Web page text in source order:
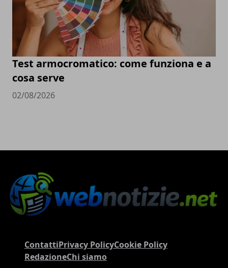
Test armocromatico: come funziona e a
cosa serve
02/08/2026
ContattiPrivacy PolicyCookie Policy
RedazioneChi siamo